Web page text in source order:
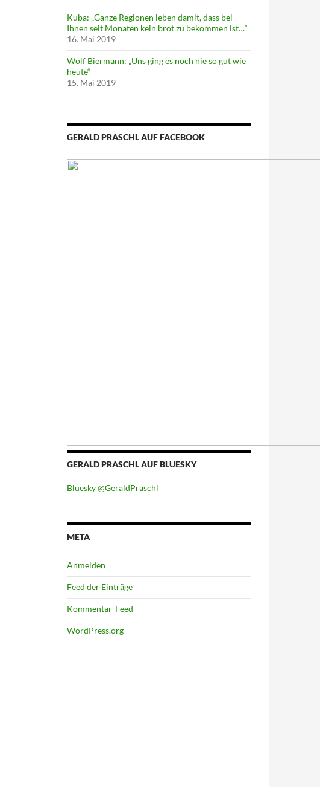
Kuba: „Ganze Regionen leben damit, dass bei
Ihnen seit Monaten kein brot zu bekommen ist…“
16. Mai 2019
Wolf Biermann: „Uns ging es noch nie so gut wie
heute“
15. Mai 2019
GERALD PRASCHL AUF FACEBOOK
GERALD PRASCHL AUF BLUESKY
Bluesky @GeraldPraschl
META
Anmelden
Feed der Einträge
Kommentar-Feed
WordPress.org